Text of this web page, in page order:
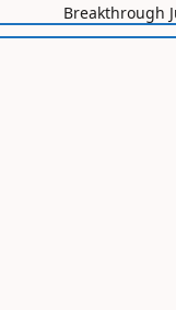
Breakthrough